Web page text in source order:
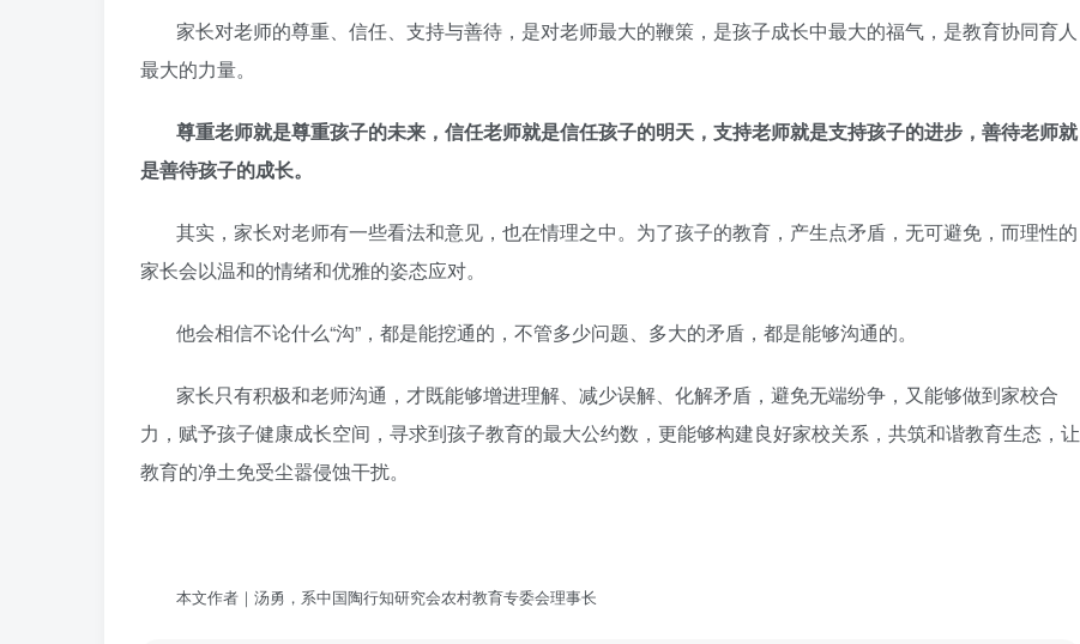
家长对老师的尊重、信任、支持与善待，是对老师最大的鞭策，是孩子成长中最大的福气，是教育协同育人
最大的力量。
尊重老师就是尊重孩子的未来，信任老师就是信任孩子的明天，支持老师就是支持孩子的进步，善待老师就
是善待孩子的成长。
其实，家长对老师有一些看法和意见，也在情理之中。为了孩子的教育，产生点矛盾，无可避免，而理性的
家长会以温和的情绪和优雅的姿态应对。
他会相信不论什么“沟”，都是能挖通的，不管多少问题、多大的矛盾，都是能够沟通的。
家长只有积极和老师沟通，才既能够增进理解、减少误解、化解矛盾，避免无端纷争，又能够做到家校合
力，赋予孩子健康成长空间，寻求到孩子教育的最大公约数，更能够构建良好家校关系，共筑和谐教育生态，让
教育的净土免受尘嚣侵蚀干扰。
本文作者｜汤勇，系中国陶行知研究会农村教育专委会理事长